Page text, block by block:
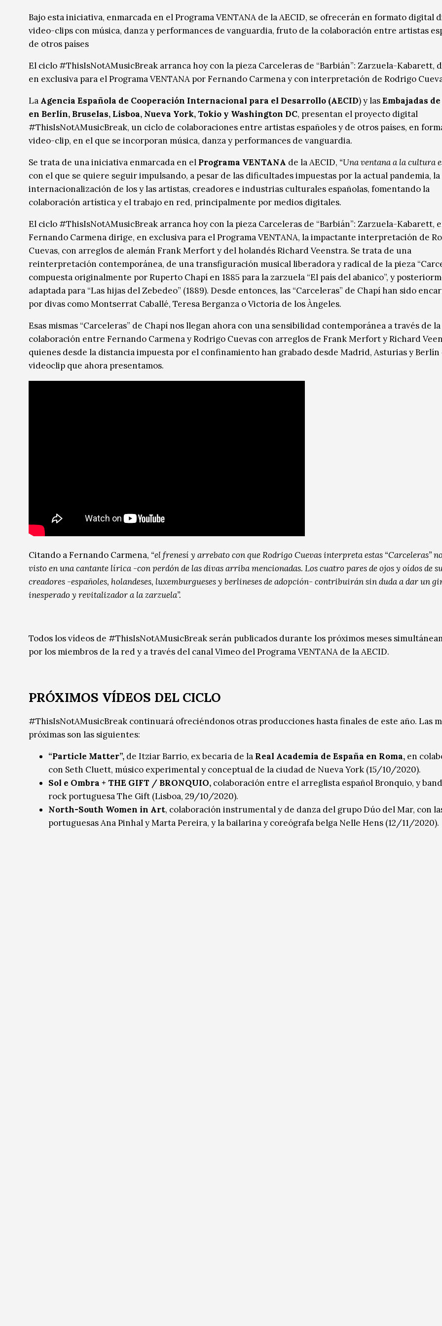
Música
Sin categoríaSin categoría
Bajo esta iniciativa, enmarcada en el Programa VENTANA de la AECID, se ofrecerán en formato digital
video-clips con música, danza y performances de vanguardia, fruto de la colaboración entre artistas
de otros países
El ciclo #ThisIsNotAMusicBreak arranca hoy con la pieza Carceleras de “Barbián”: Zarzuela-Kabarett,
en exclusiva para el Programa VENTANA por Fernando Carmena y con interpretación de Rodrigo
La Agencia Española de Cooperación Internacional para el Desarrollo (AECID) y lasEmbajadas
en Berlín, Bruselas, Lisboa, Nueva York, Tokio y Washington DC, presentan el proyecto digital
#ThisIsNotAMusicBreak, un ciclo de colaboraciones entre artistas españoles y de otros países, en
video-clip, en el que se incorporan música, danza y performances de vanguardia.
Se trata de una iniciativa enmarcada en el Programa VENTANA de la AECID, “Una ventana a la cultura
con el que se quiere seguir impulsando, a pesar de las dificultades impuestas por la actual pandemia, la
internacionalización de los y las artistas, creadores e industrias culturales españolas, fomentando la
colaboración artística y el trabajo en red, principalmente por medios digitales.
El ciclo #ThisIsNotAMusicBreak arranca hoy con la pieza Carceleras de “Barbián”: Zarzuela-Kabarett,
Fernando Carmena dirige, en exclusiva para el Programa VENTANA, la impactante interpretación de
Cuevas, con arreglos de alemán Frank Merfort y del holandés Richard Veenstra. Se trata de una
reinterpretación contemporánea, de una transfiguración musical liberadora y radical de la pieza
compuesta originalmente por Ruperto Chapí en 1885 para la zarzuela “El país del abanico”, y
adaptada para “Las hijas del Zebedeo” (1889). Desde entonces, las “Carceleras” de Chapí han sido
por divas como Montserrat Caballé, Teresa Berganza o Victoria de los Àngeles.
Esas mismas “Carceleras” de Chapí nos llegan ahora con una sensibilidad contemporánea a través de la
colaboración entre Fernando Carmena y Rodrigo Cuevas con arreglos de Frank Merfort y Richard
quienes desde la distancia impuesta por el confinamiento han grabado desde Madrid, Asturias y Berlín
videoclip que ahora presentamos.
​​Citando a Fernando Carmena, “el frenesí y arrebato con que Rodrigo Cuevas interpreta estas “Carceleras”
visto en una cantante lírica -con perdón de las divas arriba mencionadas. Los cuatro pares de ojos y oídos de
creadores -españoles, holandeses, luxemburgueses y berlineses de adopción- contribuirán sin duda a dar un
inesperado y revitalizador a la zarzuela”.
Todos los vídeos de #ThisIsNotAMusicBreak serán publicados durante los próximos meses
por los miembros de la red y a través del canal Vimeo del Programa VENTANA de la AECID.
PRÓXIMOS VÍDEOS DEL CICLO
#ThisIsNotAMusicBreak continuará ofreciéndonos otras producciones hasta finales de este año. Las
próximas son las siguientes:
“Particle Matter”, de Itziar Barrio, ex becaria de la Real Academia de España en Roma, en
con Seth Cluett, músico experimental y conceptual de la ciudad de Nueva York (15/10/2020).
Sol e Ombra + THE GIFT / BRONQUIO, colaboración entre el arreglista español Bronquio, y
rock portuguesa The Gift (Lisboa, 29/10/2020).
North-South Women in Art, colaboración instrumental y de danza del grupo Dúo del Mar, con
portuguesas Ana Pinhal y Marta Pereira, y la bailarina y coreógrafa belga Nelle Hens (12/11/2020). ​